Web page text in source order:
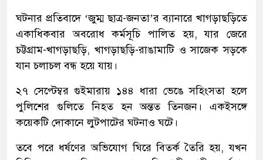
ঘটনার প্রতিবাদে ‘জুম্ম ছাত্র-জনতা’র ব্যানারে খাগড়াছড়িতে
একাধিকবার অবরোধ কর্মসূচি পালিত হয়, যার জেরে
চট্টগ্রাম-খাগড়াছড়ি, খাগড়াছড়ি-রাঙামাটি ও সাজেক সড়কে
যান চলাচল বন্ধ হয়ে যায়।
২৭ সেপ্টেম্বর গুইমারায় ১৪৪ ধারা ভেঙে সহিংসতা হলে
পুলিশের গুলিতে নিহত হন অন্তত তিনজন। একইসঙ্গে
কয়েকটি দোকানে লুটপাটের ঘটনাও ঘটে।
তবে পরে ধর্ষণের অভিযোগ ঘিরে বিতর্ক তৈরি হয়, যখন